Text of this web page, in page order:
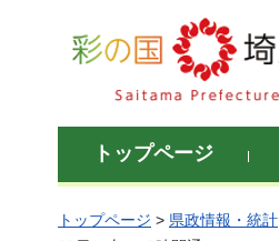
彩の国 埼玉県
トップページ
トップページ > 県政情報・統計